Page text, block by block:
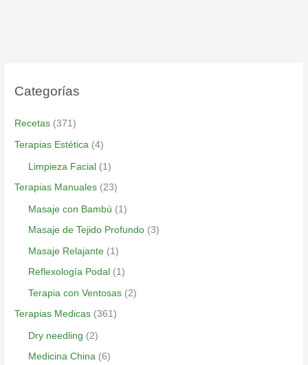
Categorías
Recetas (371)
Terapias Estética (4)
Limpieza Facial (1)
Terapias Manuales (23)
Masaje con Bambú (1)
Masaje de Tejido Profundo (3)
Masaje Relajante (1)
Reflexología Podal (1)
Terapia con Ventosas (2)
Terapias Medicas (361)
Dry needling (2)
Medicina China (6)